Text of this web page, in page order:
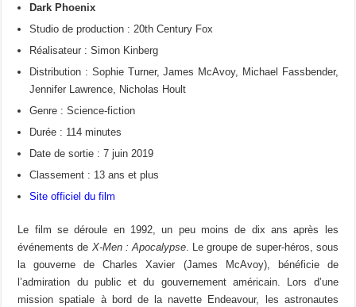
Dark Phoenix
Studio de production : 20th Century Fox
Réalisateur : Simon Kinberg
Distribution : Sophie Turner, James McAvoy, Michael Fassbender,
Jennifer Lawrence, Nicholas Hoult
Genre : Science-fiction
Durée : 114 minutes
Date de sortie : 7 juin 2019
Classement : 13 ans et plus
Site officiel du film
Le film se déroule en 1992, un peu moins de dix ans après les
événements de X-Men : Apocalypse. Le groupe de super-héros, sous
la gouverne de Charles Xavier (James McAvoy), bénéficie de
l’admiration du public et du gouvernement américain. Lors d’une
mission spatiale à bord de la navette Endeavour, les astronautes